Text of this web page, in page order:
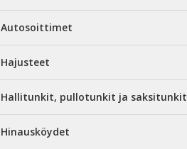
Autosoittimet
Hajusteet
Hallitunkit, pullotunkit ja saksitunkit
Hinausköydet